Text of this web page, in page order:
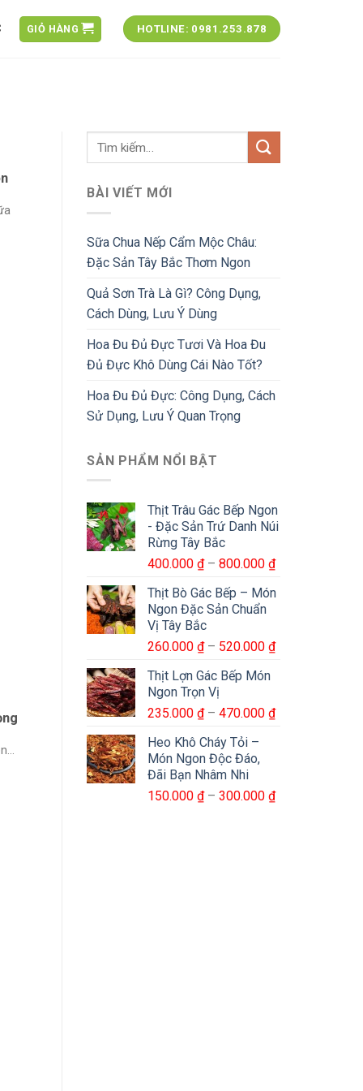
GIỎ HÀNG HOTLINE: 0981.253.878
BÀI VIẾT MỚI
Sữa Chua Nếp Cẩm Mộc Châu:
Đặc Sản Tây Bắc Thơm Ngon
Quả Sơn Trà Là Gì? Công Dụng,
Cách Dùng, Lưu Ý Dùng
Hoa Đu Đủ Đực Tươi Và Hoa Đu
Đủ Đực Khô Dùng Cái Nào Tốt?
Hoa Đu Đủ Đực: Công Dụng, Cách
Sử Dụng, Lưu Ý Quan Trọng
SẢN PHẨM NỔI BẬT
Thịt Trâu Gác Bếp Ngon
- Đặc Sản Trứ Danh Núi
Rừng Tây Bắc
400.000 ₫ – 800.000 ₫Khoảng
từ
800.000 ₫
Thịt Bò Gác Bếp – Món
Ngon Đặc Sản Chuẩn
Vị Tây Bắc
260.000 ₫ – 520.000 ₫Khoảng
đến
Thịt Lợn Gác Bếp Món
Ngon Trọn Vị
235.000 ₫ – 470.000 ₫Khoảng
470.000 ₫
Heo Khô Cháy Tỏi –
Món Ngon Độc Đáo,
Đãi Bạn Nhâm Nhi
150.000 ₫ – 300.000 ₫Khoảng